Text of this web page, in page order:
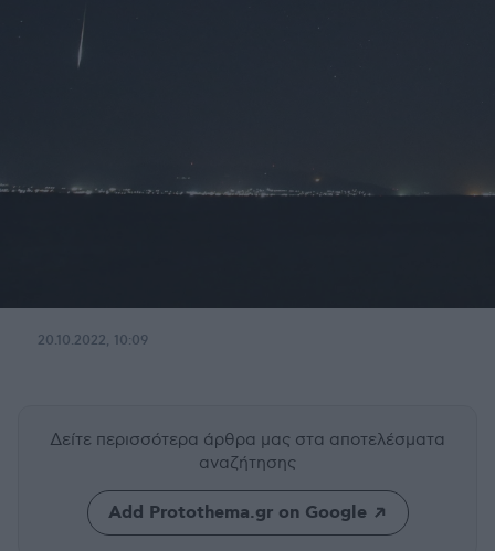
20.10.2022, 10:09
Δείτε περισσότερα άρθρα μας στα αποτελέσματα
αναζήτησης
Add Protothema.gr on Google